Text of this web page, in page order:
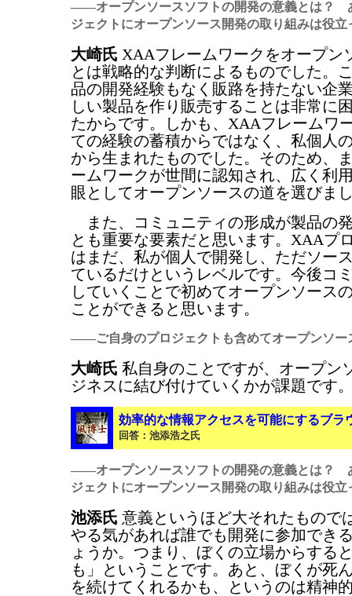
――オープンソースソフトの開発の意義とは？
ジェクトにオープンソース開発の取り組みは役立
大崎氏 XAAフレームワークをオープン
とは戦略的な判断によるものでした。
品の開発経験もなく販路を持たない企
しい製品を作り販売することは非常に
たからです。しかも、XAAフレームワ
ての経験の蓄積からではなく、私個人
から生まれたものでした。そのため、
ームワークが世間に認知され、広く利
眼としてオープンソースの道を選びま
また、コミュニティの形成が製品の
とも重要な要素だと思います。XAAプ
はまだ、私が個人で開発し、ただソー
ているだけというレベルです。今後コ
していくことで初めてオープンソース
ことができると思います。
――ご自身のプロジェクトも含めてオープンソー
大崎氏 私自身のことですが、オープン
ジネスに結び付けていくかが課題です
効率的な情報アクセスを可能にするブラ
回答 ：池添浩之氏
――オープンソースソフトの開発の意義とは？
ジェクトにオープンソース開発の取り組みは役立
池添氏 意義というほど大それたもので
やる気があれば誰でも開発に参加でき
ょうか。つまり、ぼくの立場からする
も」ということです。あと、ぼくが死
を続けてくれるかも、というのは精神